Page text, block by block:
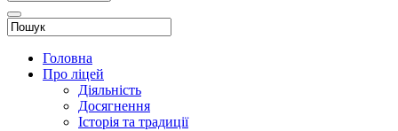
Головна
Про ліцей
Діяльність
Досягнення
Історія та традиції